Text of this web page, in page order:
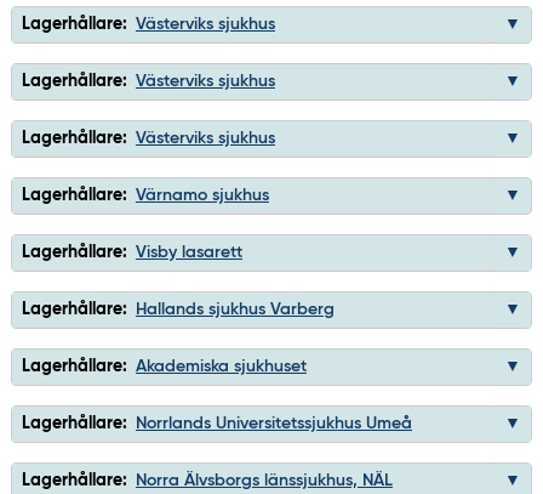
Lagerhållare: Västerviks sjukhus
Lagerhållare: Västerviks sjukhus
Lagerhållare: Västerviks sjukhus
Lagerhållare: Värnamo sjukhus
Lagerhållare: Visby lasarett
Lagerhållare: Hallands sjukhus Varberg
Lagerhållare: Akademiska sjukhuset
Lagerhållare: Norrlands Universitetssjukhus Umeå
Lagerhållare: Norra Älvsborgs länssjukhus, NÄL